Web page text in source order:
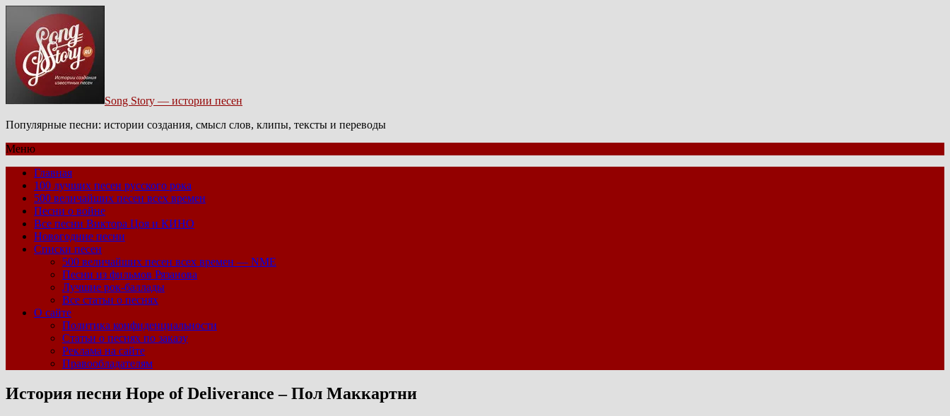
Song Story — истории песен
Популярные песни: истории создания, смысл слов, клипы, тексты и переводы
Меню
Главная
100 лучших песен русского рока
500 величайших песен всех времен
Песни о войне
Все песни Виктора Цоя и КИНО
Новогодние песни
Списки песен
500 величайших песен всех времен — NME
Песни из фильмов Рязанова
Лучшие рок-баллады
Все статьи о песнях
О сайте
Политика конфиденциальности
Статьи о песнях по заказу
Реклама на сайте
Правообладателям
История песни Hope of Deliverance – Пол Маккартни